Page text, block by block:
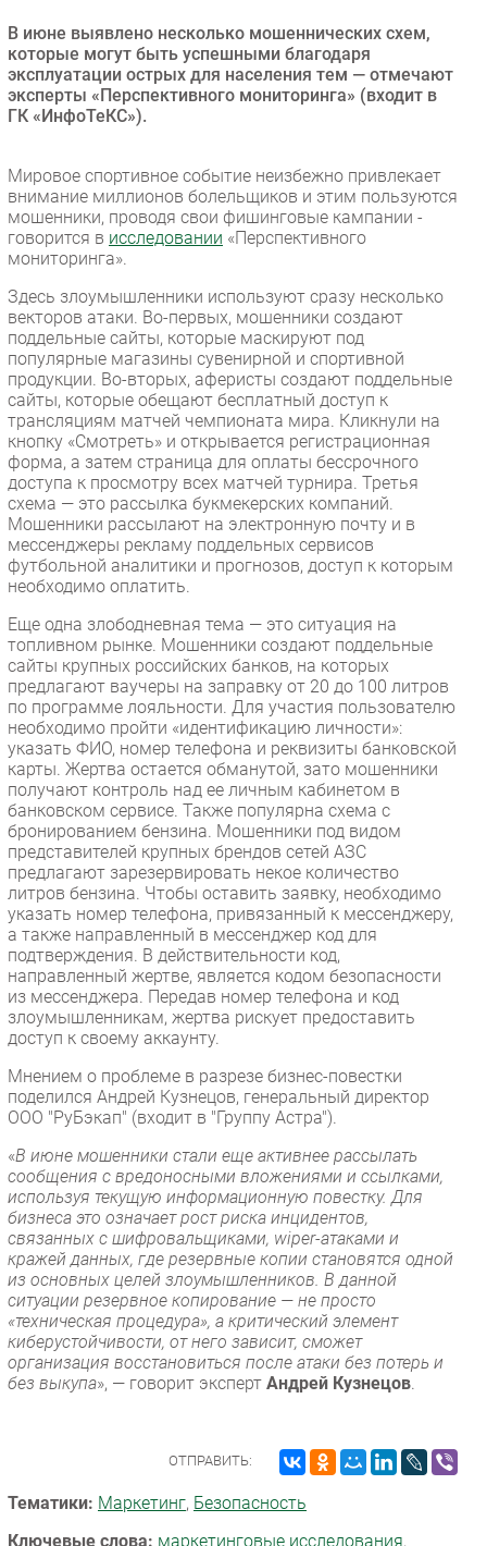
Безопасность
Инновации
CIO/Управление ИТ
Гаджеты
РАЗДЕЛЫ
Новости
Интервью
Мероприятия
Проекты
IT класс
Тестовый стенд
Каталог компаний
В июне выявлено несколько мошеннических схем,
которые могут быть успешными благодаря
эксплуатации острых для населения тем — отмечают
эксперты «Перспективного мониторинга» (входит в
ГК «ИнфоТеКС»).
Мировое спортивное событие неизбежно привлекает
внимание миллионов болельщиков и этим пользуются
мошенники, проводя свои фишинговые кампании -
говорится в исследовании «Перспективного
мониторинга».
Здесь злоумышленники используют сразу несколько
векторов атаки. Во-первых, мошенники создают
поддельные сайты, которые маскируют под
популярные магазины сувенирной и спортивной
продукции. Во-вторых, аферисты создают поддельные
сайты, которые обещают бесплатный доступ к
трансляциям матчей чемпионата мира. Кликнули на
кнопку «Смотреть» и открывается регистрационная
форма, а затем страница для оплаты бессрочного
доступа к просмотру всех матчей турнира. Третья
схема — это рассылка букмекерских компаний.
Мошенники рассылают на электронную почту и в
мессенджеры рекламу поддельных сервисов
футбольной аналитики и прогнозов, доступ к которым
необходимо оплатить.
Еще одна злободневная тема — это ситуация на
топливном рынке. Мошенники создают поддельные
сайты крупных российских банков, на которых
предлагают ваучеры на заправку от 20 до 100 литров
по программе лояльности. Для участия пользователю
необходимо пройти «идентификацию личности»:
указать ФИО, номер телефона и реквизиты банковской
карты. Жертва остается обманутой, зато мошенники
получают контроль над ее личным кабинетом в
банковском сервисе. Также популярна схема с
бронированием бензина. Мошенники под видом
представителей крупных брендов сетей АЗС
предлагают зарезервировать некое количество
литров бензина. Чтобы оставить заявку, необходимо
указать номер телефона, привязанный к мессенджеру,
а также направленный в мессенджер код для
подтверждения. В действительности код,
направленный жертве, является кодом безопасности
из мессенджера. Передав номер телефона и код
злоумышленникам, жертва рискует предоставить
доступ к своему аккаунту.
Мнением о проблеме в разрезе бизнес-повестки
поделился Андрей Кузнецов, генеральный директор
ООО "РуБэкап" (входит в "Группу Астра").
«В июне мошенники стали еще активнее рассылать
сообщения с вредоносными вложениями и ссылками,
используя текущую информационную повестку. Для
бизнеса это означает рост риска инцидентов,
связанных с шифровальщиками, wiper-атаками и
кражей данных, где резервные копии становятся одной
из основных целей злоумышленников. В данной
ситуации резервное копирование — не просто
«техническая процедура», а критический элемент
киберустойчивости, от него зависит, сможет
организация восстановиться после атаки без потерь и
без выкупа», — говорит эксперт Андрей Кузнецов
ОТПРАВИТЬ:
Тематики: Маркетинг, Безопасность
Ключевые слова: маркетинговые исследования,